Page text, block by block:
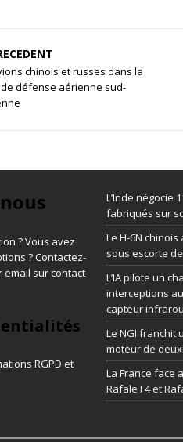
chinois et russes dans la
défense aérienne sud-
? Vous avez
? Contactez-
sur contact
RGPD et
L’Inde négocie
fabriqués sur
Le H-6N chinois
sous escorte de
L’IA pilote un
interceptions
capteur
Le NGI franchit
moteur de
La France face
Rafale F4 et